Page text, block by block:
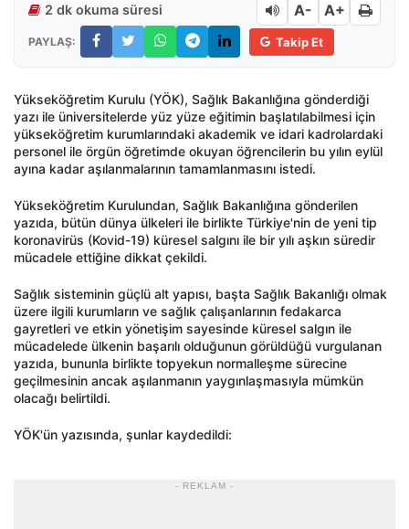
2 dk okuma süresi A- A+
PAYLAŞ: Takip Et
Yükseköğretim Kurulu (YÖK), Sağlık Bakanlığına gönderdiği
yazı ile üniversitelerde yüz yüze eğitimin başlatılabilmesi için
yükseköğretim kurumlarındaki akademik ve idari kadrolardaki
personel ile örgün öğretimde okuyan öğrencilerin bu yılın eylül
ayına kadar aşılanmalarının tamamlanmasını istedi.
Yükseköğretim Kurulundan, Sağlık Bakanlığına gönderilen
yazıda, bütün dünya ülkeleri ile birlikte Türkiye'nin de yeni tip
koronavirüs (Kovid-19) küresel salgını ile bir yılı aşkın süredir
mücadele ettiğine dikkat çekildi.
Sağlık sisteminin güçlü alt yapısı, başta Sağlık Bakanlığı olmak
üzere ilgili kurumların ve sağlık çalışanlarının fedakarca
gayretleri ve etkin yönetişim sayesinde küresel salgın ile
mücadelede ülkenin başarılı olduğunun görüldüğü vurgulanan
yazıda, bununla birlikte topyekun normalleşme sürecine
geçilmesinin ancak aşılanmanın yaygınlaşmasıyla mümkün
olacağı belirtildi.
YÖK'ün yazısında, şunlar kaydedildi:
- REKLAM -